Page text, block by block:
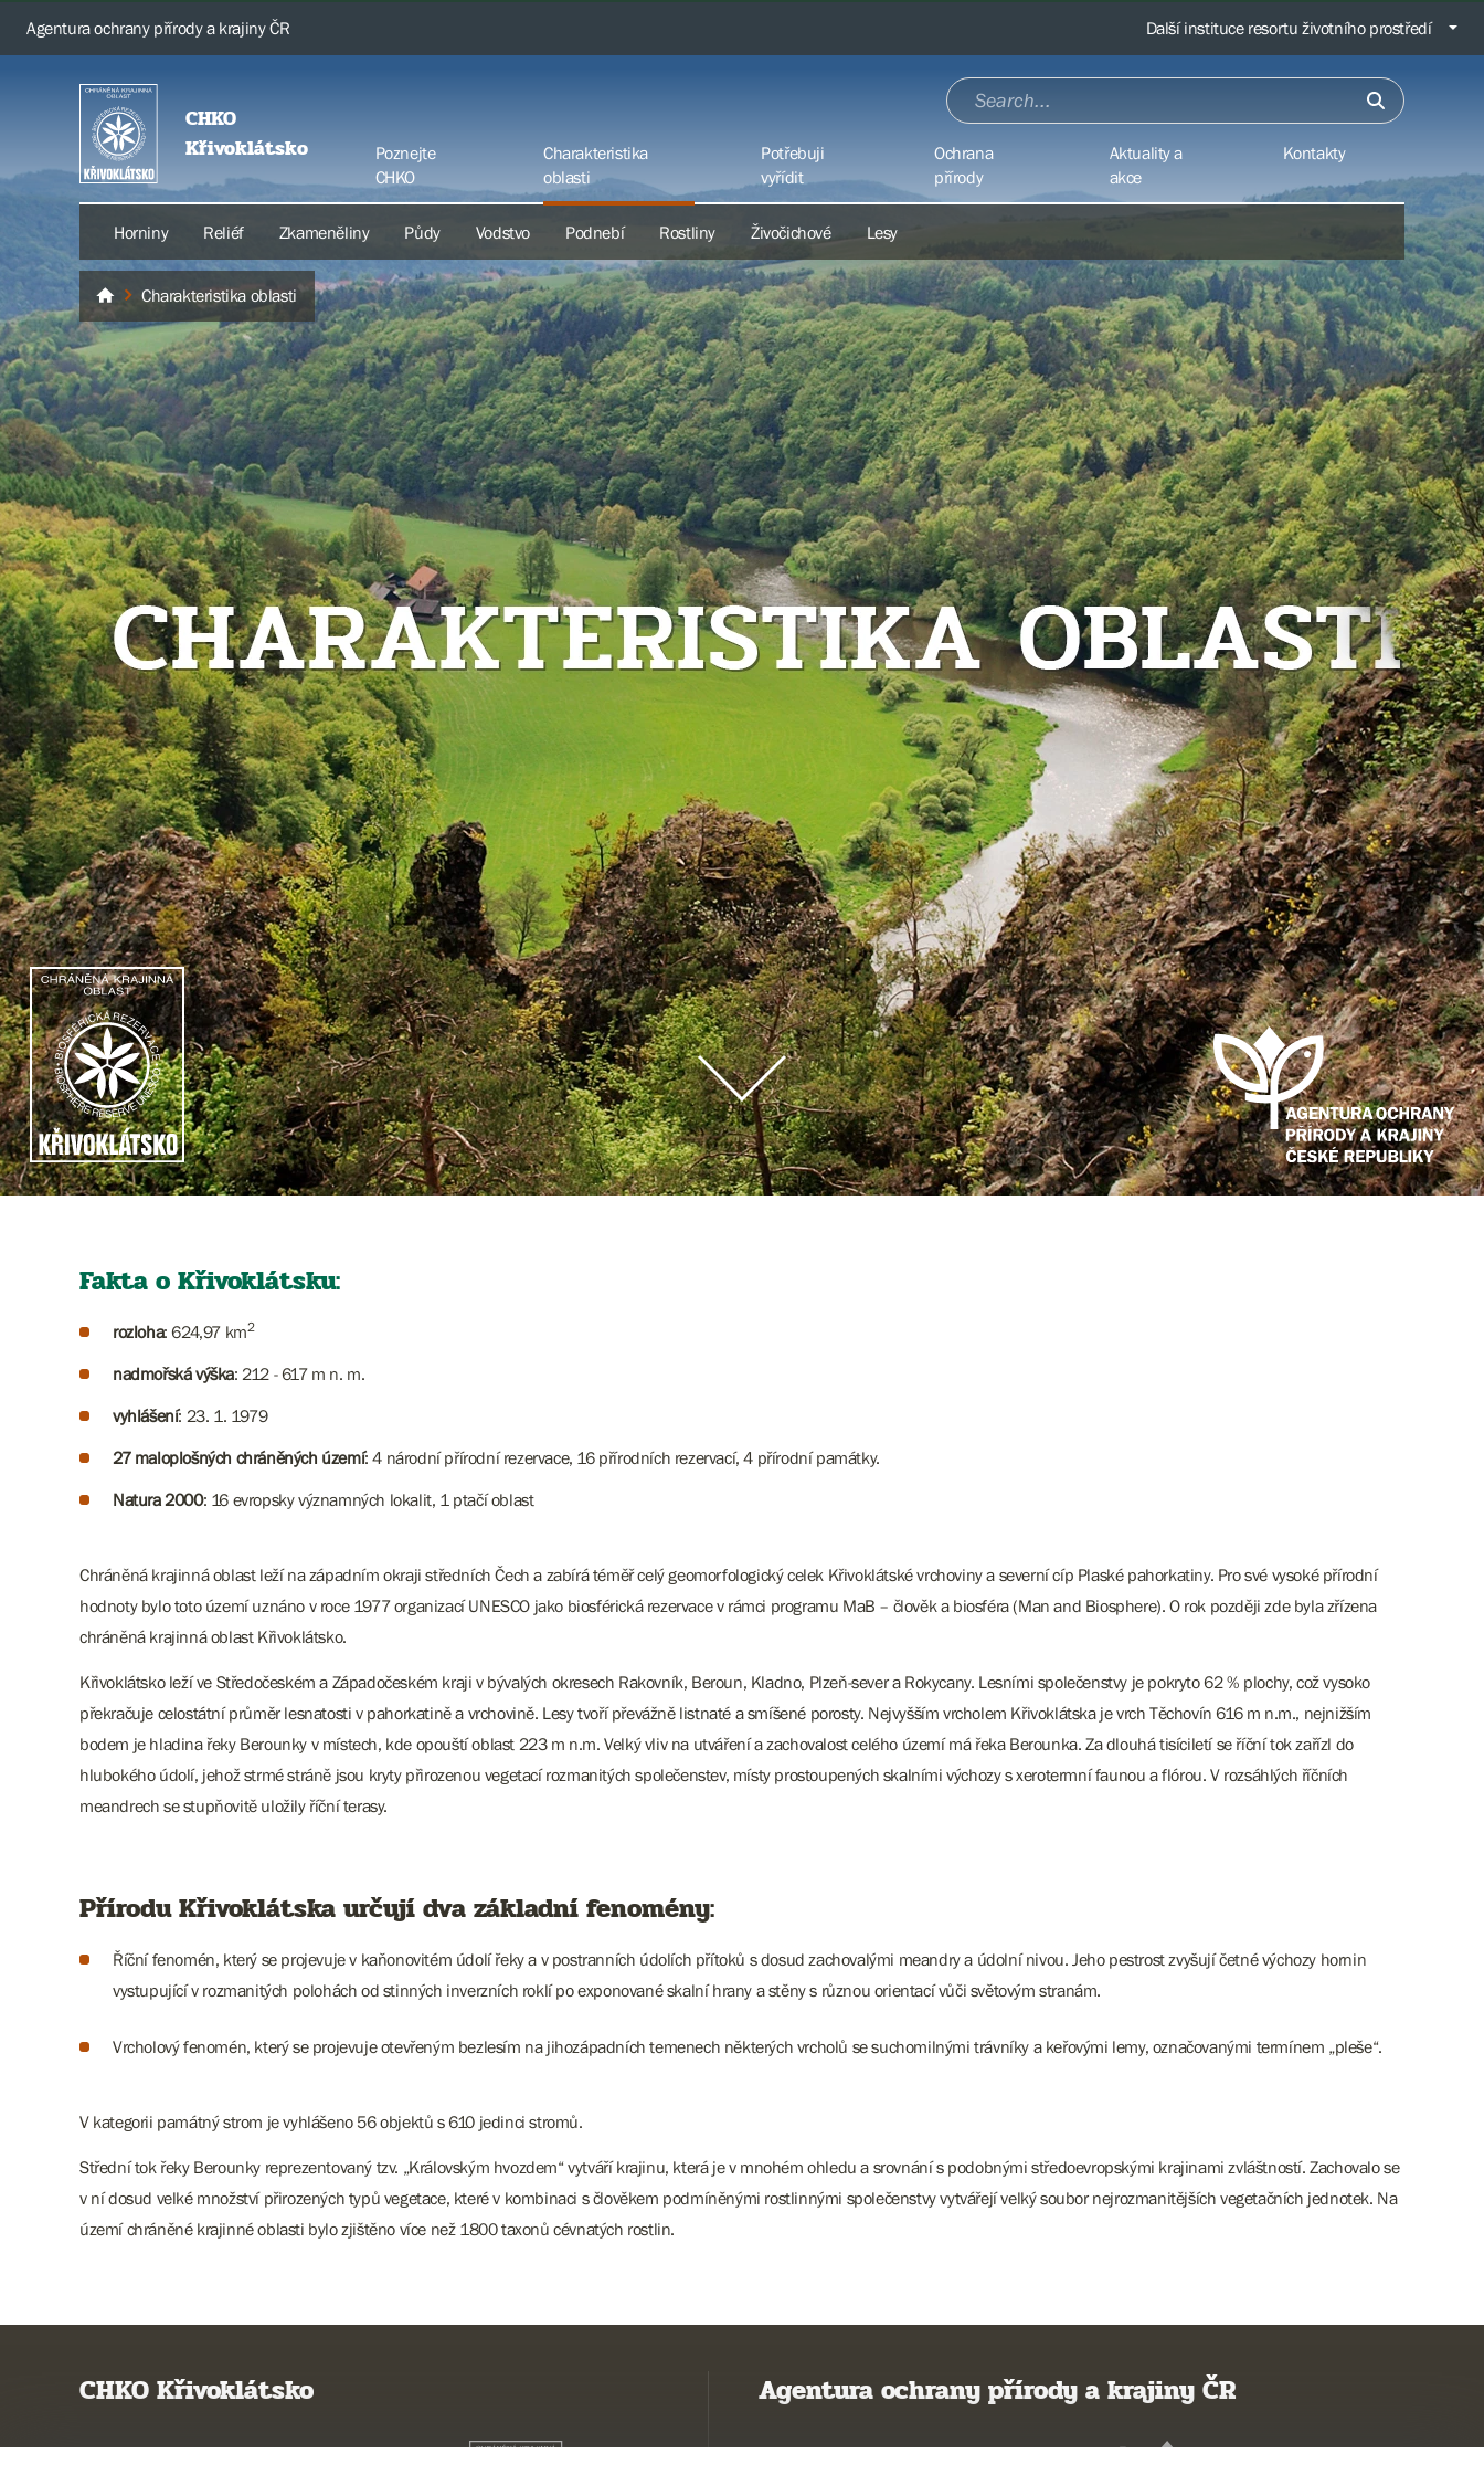
Agentura ochrany přírody a krajiny ČR Další instituce resortu životního prostředí
CHKO
Křivoklátsko
Poznejte
CHKO
Charakteristika
oblasti
Horniny Reliéf Zkameněliny Půdy Vodstvo Podnebí Rostliny Živočichové Lesy
Potřebuji
vyřídit
Ochrana
přírody
Aktuality a
akce
Kontakty
Křivoklátsko
Charakteristika oblasti
Fakta o Křivoklátsku:
rozloha: 624,97 km2
nadmořská výška: 212 - 617 m n. m.
vyhlášení: 23. 1. 1979
27 maloplošných chráněných území: 4 národní přírodní rezervace, 16 přírodních rezervací, 4 přírodní památky.
Natura 2000: 16 evropsky významných lokalit, 1 ptačí oblast
Chráněná krajinná oblast leží na západním okraji středních Čech a zabírá téměř celý geomorfologický celek Křivoklátské vrchoviny a severní cíp Plaské pahorkatiny. Pro své vysoké přírodní
hodnoty bylo toto území uznáno v roce 1977 organizací UNESCO jako biosférická rezervace v rámci programu MaB – člověk a biosféra (Man and Biosphere). O rok později zde byla zřízena
chráněná krajinná oblast Křivoklátsko.
Křivoklátsko leží ve Středočeském a Západočeském kraji v bývalých okresech Rakovník, Beroun, Kladno, Plzeň-sever a Rokycany. Lesními společenstvy je pokryto 62 % plochy, což vysoko
překračuje celostátní průměr lesnatosti v pahorkatině a vrchovině. Lesy tvoří převážně listnaté a smíšené porosty. Nejvyšším vrcholem Křivoklátska je vrch Těchovín 616 m n.m., nejnižším
bodem je hladina řeky Berounky v místech, kde opouští oblast 223 m n.m. Velký vliv na utváření a zachovalost celého území má řeka Berounka. Za dlouhá tisíciletí se říční tok zařízl do
hlubokého údolí, jehož strmé stráně jsou kryty přirozenou vegetací rozmanitých společenstev, místy prostoupených skalními výchozy s xerotermní faunou a flórou. V rozsáhlých říčních
meandrech se stupňovitě uložily říční terasy.
Přírodu Křivoklátska určují dva základní fenomény:
Říční fenomén, který se projevuje v kaňonovitém údolí řeky a v postranních údolích přítoků s dosud zachovalými meandry a údolní nivou. Jeho pestrost zvyšují četné výchozy hornin
vystupující v rozmanitých polohách od stinných inverzních roklí po exponované skalní hrany a stěny s různou orientací vůči světovým stranám.
Vrcholový fenomén, který se projevuje otevřeným bezlesím na jihozápadních temenech některých vrcholů se suchomilnými trávníky a keřovými lemy, označovanými termínem „pleše“.
V kategorii památný strom je vyhlášeno 56 objektů s 610 jedinci stromů.
Střední tok řeky Berounky reprezentovaný tzv. „Královským hvozdem“ vytváří krajinu, která je v mnohém ohledu a srovnání s podobnými středoevropskými krajinami zvláštností. Zachovalo se
v ní dosud velké množství přirozených typů vegetace, které v kombinaci s člověkem podmíněnými rostlinnými společenstvy vytvářejí velký soubor nejrozmanitějších vegetačních jednotek. Na
území chráněné krajinné oblasti bylo zjištěno více než 1800 taxonů cévnatých rostlin.
CHKO Křivoklátsko Agentura ochrany přírody a krajiny ČR